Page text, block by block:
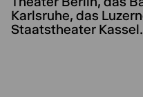
Karlsruhe, das
Staatstheater Kassel.